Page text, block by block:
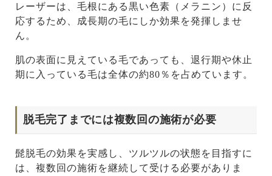
レーザーは、毛根にある黒い色素（メラニン）に反
応するため、成長期の毛にしか効果を発揮しませ
ん。
肌の表面に見えている毛であっても、退行期や休止
期に入っている毛は全体の約80％を占めています。
脱毛完了までには複数回の施術が必要
髭脱毛の効果を実感し、ツルツルの状態を目指すに
は、複数回の施術を継続して受ける必要がありま